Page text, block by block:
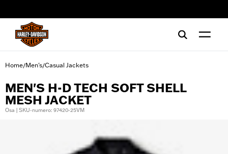
Home/Men's/Casual Jackets
MEN'S H-D TECH SOFT SHELL
MESH JACKET
Osa | SKU-numero: 97420-25VM